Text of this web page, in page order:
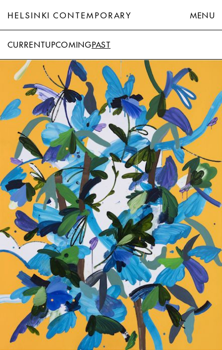
HELSINKI CONTEMPORARY MENU
CURRENTUPCOMINGPAST